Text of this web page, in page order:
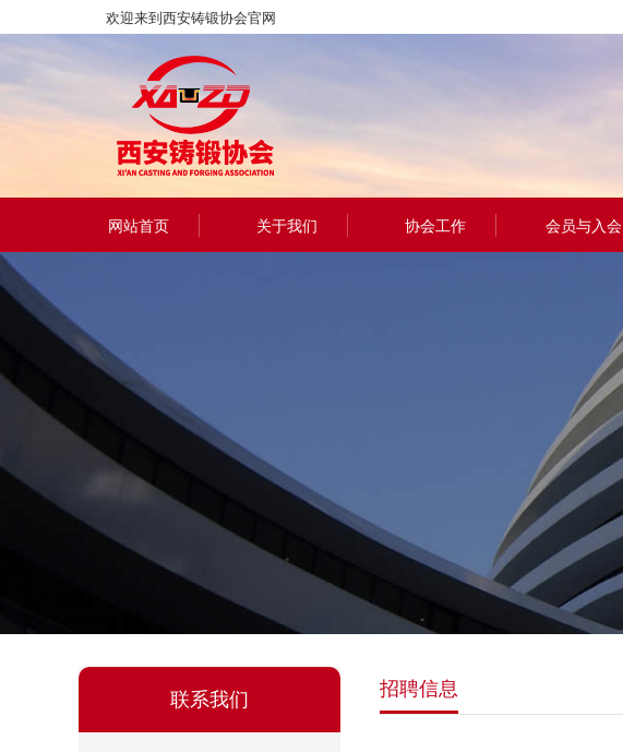
欢迎来到西安铸锻协会官网
网站首页 关于我们
协会荣誉
协会工作 会员与入会
入会说明
申请入会
联系我们 招聘信息